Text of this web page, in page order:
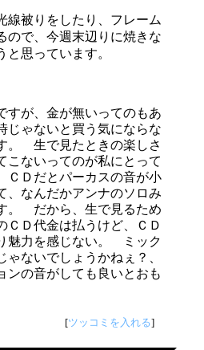
線被りをしたり、フレーム
ので、今週末辺りに焼きな
思っています。
すが、金が無いってのもあ
じゃないと買う気にならな
。 生で見たときの楽しさ
こないってのが私にとって
Ｄだとパーカスの音が小
、なんだかアンナのソロみ
。 だから、生で見るため
ＣＤ代金は払うけど、ＣＤ
魅力を感じない。 ミック
ゃないでしょうかねぇ？、
ンの音がしても良いとおも
[ツッコミを入れる]